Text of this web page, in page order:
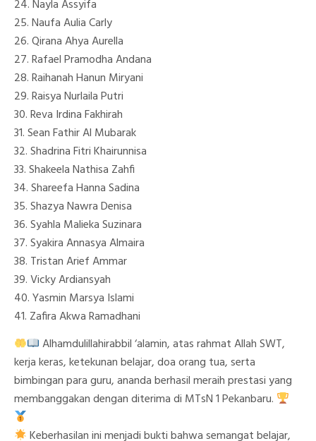
24. Nayla Assyifa
25. Naufa Aulia Carly
26. Qirana Ahya Aurella
27. Rafael Pramodha Andana
28. Raihanah Hanun Miryani
29. Raisya Nurlaila Putri
30. Reva Irdina Fakhirah
31. Sean Fathir Al Mubarak
32. Shadrina Fitri Khairunnisa
33. Shakeela Nathisa Zahfi
34. Shareefa Hanna Sadina
35. Shazya Nawra Denisa
36. Syahla Malieka Suzinara
37. Syakira Annasya Almaira
38. Tristan Arief Ammar
39. Vicky Ardiansyah
40. Yasmin Marsya Islami
41. Zafira Akwa Ramadhani
Alhamdulillahirabbil ‘alamin, atas rahmat Allah SWT,
kerja keras, ketekunan belajar, doa orang tua, serta
bimbingan para guru, ananda berhasil meraih prestasi yang
membanggakan dengan diterima di MTsN 1 Pekanbaru.
Keberhasilan ini menjadi bukti bahwa semangat belajar,